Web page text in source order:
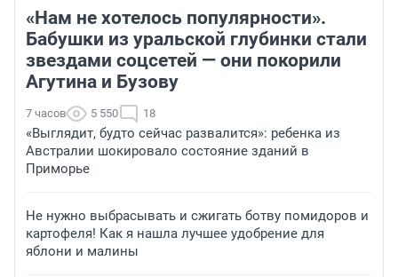
«Нам не хотелось популярности».
Бабушки из уральской глубинки стали
звездами соцсетей — они покорили
Агутина и Бузову
7 часов 5 550 18
«Выглядит, будто сейчас развалится»: ребенка из
Австралии шокировало состояние зданий в
Приморье
Не нужно выбрасывать и сжигать ботву помидоров и
картофеля! Как я нашла лучшее удобрение для
яблони и малины